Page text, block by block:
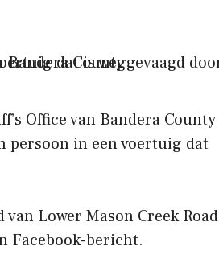
Office van Bandera County
persoon in een voertuig dat
Lower Mason Creek Road
Facebook-bericht.